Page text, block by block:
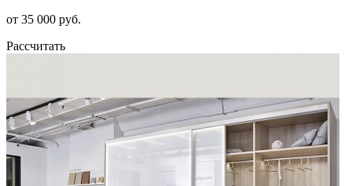
от 35 000 руб.
Рассчитать